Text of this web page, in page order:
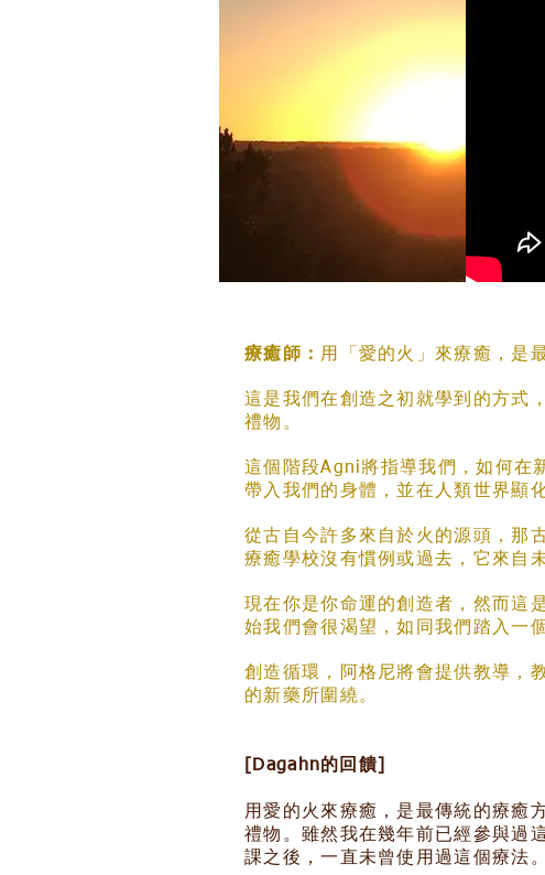
療癒師： 用「愛的火」來療癒，是
這是我們在創造之初就學到的方式
禮物。
這個階段Agni將指導我們，如何在
帶入我們的身體，並在人類世界顯
從古自今許多來自於火的源頭，那
療癒學校沒有慣例或過去，它來自
現在你是你命運的創造者，然而這
始我們會很渴望，如同我們踏入一
創造循環，阿格尼將會提供教導，
的新藥所圍繞。
[Dagahn的回饋]
用愛的火來療癒，是最傳統的療癒
禮物。雖然我在幾年前已經參與過
課之後，一直未曾使用過這個療法。